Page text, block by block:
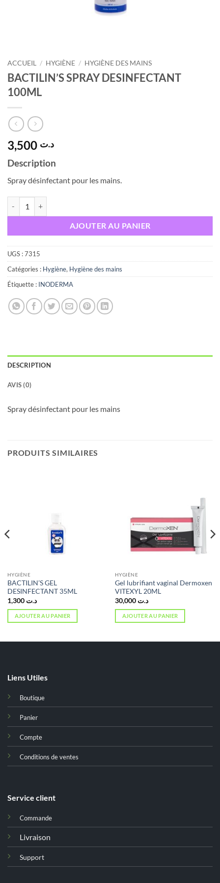
ACCUEIL / HYGIÈNE / HYGIÈNE DES MAINS
BACTILIN’S SPRAY DESINFECTANT
100ML
د.ت
Description
Spray désinfectant pour les mains.
AJOUTER AU PANIER
UGS :7315
Catégories : Hygiène, Hygiène des mains
Étiquette : INODERMA
DESCRIPTION
AVIS (0)
Spray désinfectant pour les mains
PRODUITS SIMILAIRES
HYGIÈNE
BACTILIN’S GEL
DESINFECTANT 35ML
د.ت 1,300
AJOUTER AU PANIER
HYGIÈNE
Gel lubrifiant vaginal Dermoxen
VITEXYL 20ML
د.ت 30,000
AJOUTER AU PANIER
Liens Utiles
Boutique
Panier
Compte
Conditions de ventes
Service client
Commande
Livraison
Support